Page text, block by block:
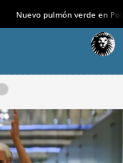
Nuevo pulmón verde en